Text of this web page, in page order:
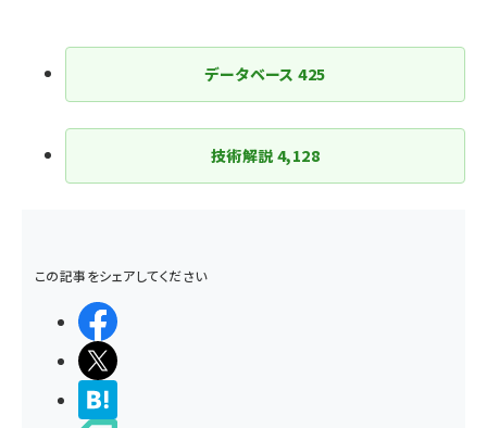
ジ
送
り
データベース425
技術解説 4,128
この記事をシェアしてください